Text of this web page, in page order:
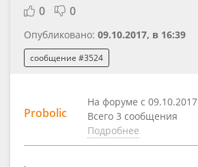
0 0
Опубликовано: 09.10.2017, в 16:39
сообщение #3524
Probolic
На форуме с 09.10.2017
Всего 3 сообщения
Подробнее